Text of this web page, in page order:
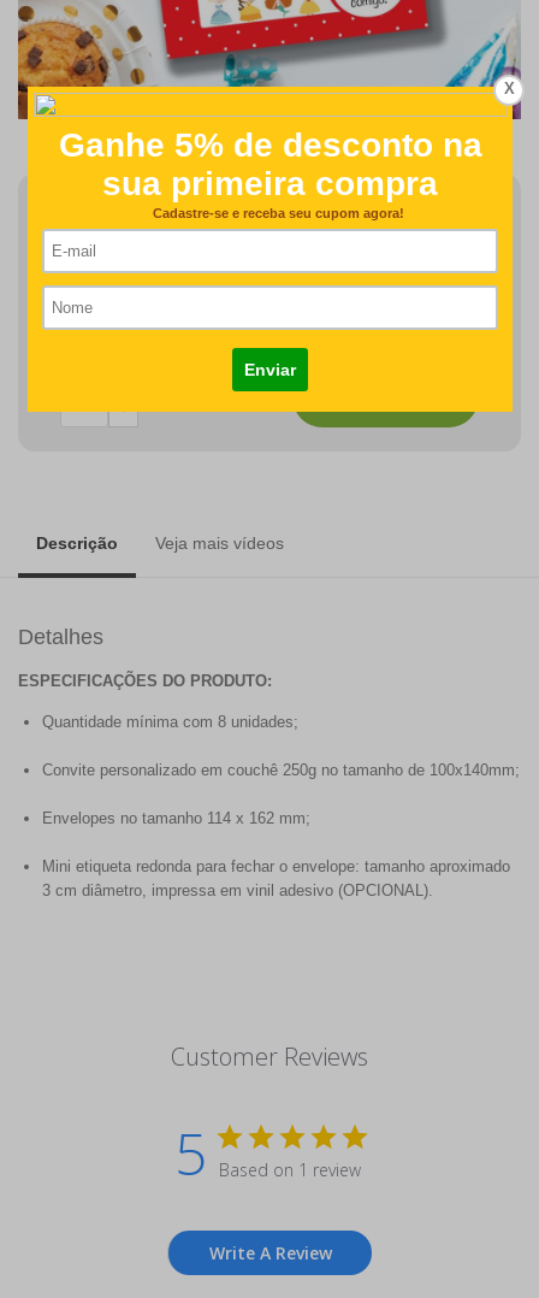
Finalizar Pedido
Detalhes como centralização e proporção de tamanho do
desenho/nome serão revisados na produção do seu pedido
R$61,00
Descrição Veja mais vídeos
Detalhes
ESPECIFICAÇÕES DO PRODUTO:
Quantidade mínima com 8 unidades;
Convite personalizado em couchê 250g no tamanho de 100x140mm;
Envelopes no tamanho 114 x 162 mm;
Mini etiqueta redonda para fechar o envelope: tamanho aproximado
3 cm diâmetro, impressa em vinil adesivo (OPCIONAL).
Customer Reviews
5 Based on 1 review
Write A Review
X